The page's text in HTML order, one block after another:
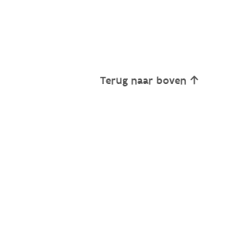
Terug naar boven